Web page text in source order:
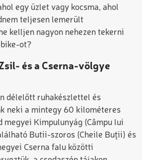
egy üzlet vagy kocsma, ahol
teljesen lemerült
kelljen nagyon nehezen tekerni
ot?
és a Cserna-völgye
délelőtt ruhakészlettel és
neki a mintegy 60 kilométeres
megyei Kimpulunyág (Câmpu lui
Butii-szoros (Cheile Buţii) és
Cserna falu közötti